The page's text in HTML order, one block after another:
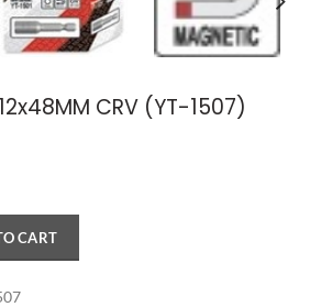
12x48MM CRV (YT-1507)
CART